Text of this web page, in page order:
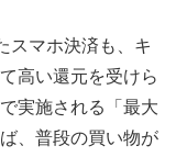
スマホ決済も、キ
高い還元を受けら
実施される「最大
、普段の買い物が